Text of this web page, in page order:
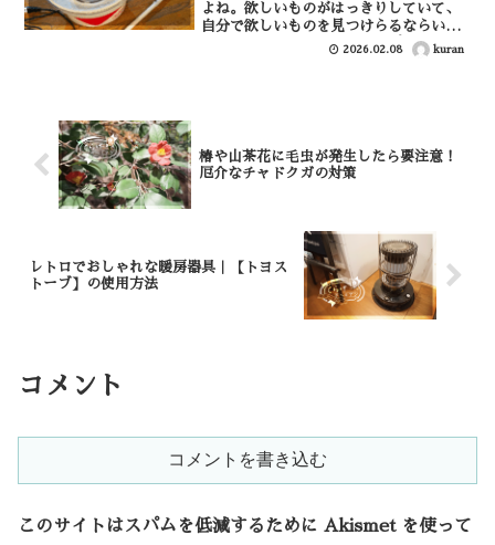
よね。欲しいものがはっきりしていて、
自分で欲しいものを見つけらるならいい
ですが、物欲がなかったりサプライズで
2026.02.08 kuran
椿や山茶花に毛虫が発生したら要注意！
厄介なチャドクガの対策
レトロでおしゃれな暖房器具｜【トヨス
トーブ】の使用方法
コメント
コメントを書き込む
このサイトはスパムを低減するために Akismet を使って